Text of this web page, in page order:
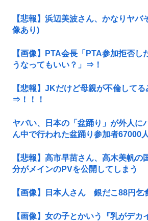
【悲報】浜辺美波さん、かなりヤ
像あり)
【画像】PTA会長「PTA参加拒否し
うなってもいい？」⇒！
【悲報】JKだけど母親が不倫して
⇒！！！
ヤバい、日本の「盆踊り」が外人に
ん中で行われた盆踊り参加者67000
【悲報】高市早苗さん、高木美帆の
分がメインのPVを公開してしまう
【画像】日本人さん 銀だこ88円乞
【画像】女の子とかいう『乳がデカ